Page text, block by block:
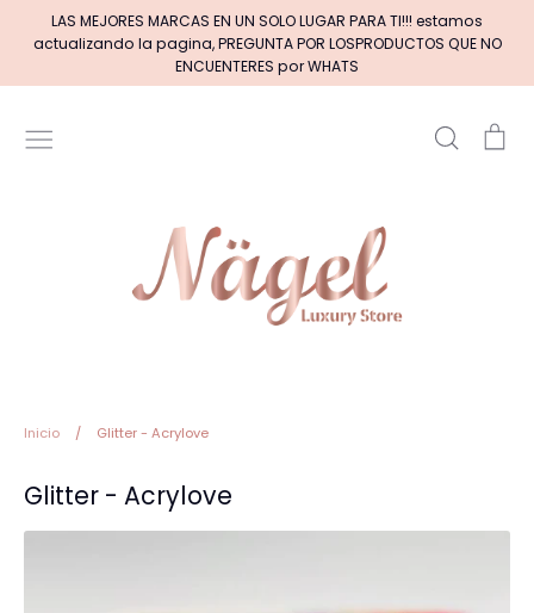
directamente
contenido
LAS MEJORES MARCAS EN UN SOLO LUGAR PARA TI!!! estamos
actualizando la pagina, PREGUNTA POR LOSPRODUCTOS QUE NO
ENCUENTERES por WHATS
Buscar
MARCAS DE ACRILICOS & GEL PINCELES (por tipos)
+BASE RUBBER+
Inicio / Glitter - Acrylove
Glitter - Acrylove